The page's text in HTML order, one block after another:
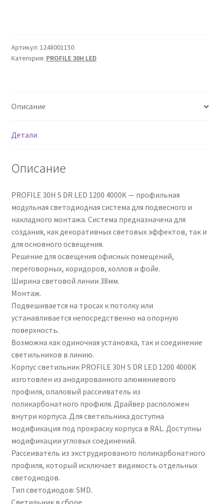
Артикул: 1248001150
Категория: PROFILE 30H LED
Описание
Детали
Описание
PROFILE 30H S DR LED 1200 4000K — профильная
модульная светодиодная система для подвесного и
накладного монтажа. Система предназначена для
создания, как декоративных световых эффектов, так и
для основного освещения.
Решение для освещения офисных помещений,
переговорных, коридоров, холлов и фойе.
Ширина световой линии 38мм.
Монтаж.
Подвешивается на тросах к потолку или
устанавливается непосредственно на опорную
поверхность.
Возможна как одиночная установка, так и соединение
светильников в линию.
Корпус светильник PROFILE 30H S DR LED 1200 4000K
изготовлен из анодированного алюминиевого
профиля, опаловый рассеиватель из
поликарбонатного профиля. Драйвер расположен
внутри корпуса. Для светильника доступна
модификация под прокраску корпуса в RAL. Доступны
модификации угловых соединений.
Рассеиватель из экструдированого поликарбонатного
профиля, который исключает видимость отдельных
светодиодов.
Тип светодиодов: SMD.
Светильник в сборе.